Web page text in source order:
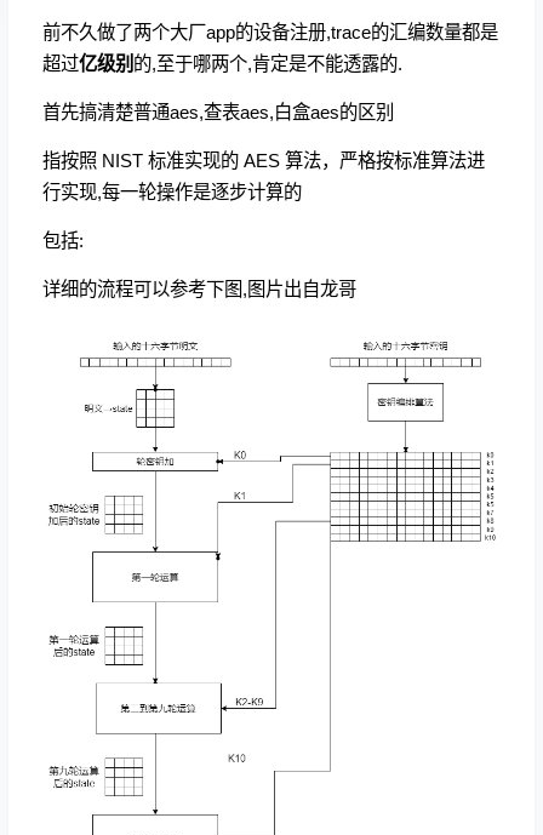
前不久做了两个大厂app的设备注册,trace的汇编数量都是
超过亿级别 的,至于哪两个,肯定是不能透露的.
首先搞清楚普通aes,查表aes,白盒aes的区别
指按照 NIST 标准实现的 AES 算法，严格按标准算法进
行实现,每一轮操作是逐步计算的
包括:
详细的流程可以参考下图,图片出自龙哥